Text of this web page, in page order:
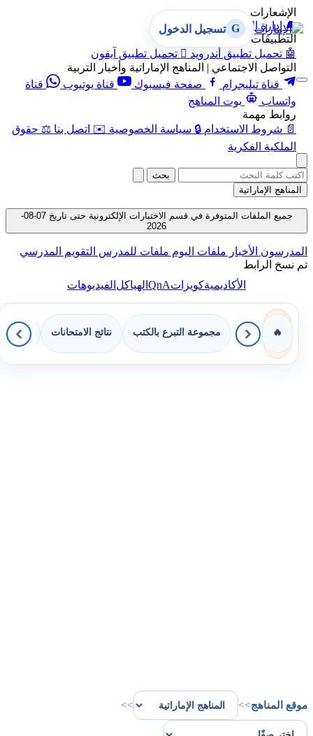
الإشعارات
🔔 إدارة الإشعارات
التطبيقات
🤖 تحميل تطبيق أندرويد  تحميل تطبيق آيفون
التواصل الاجتماعي | المناهج الإماراتية وأخبار التربية
قناة تيليجرام
صفحة فيسبوك قناة يوتيوب
قناة
واتساب
بوت المناهج
روابط مهمة
📄 شروط الاستخدام 🔒 سياسة الخصوصية ✉️ اتصل بنا ⚖️ حقوق
الملكية الفكرية
G تسجيل الدخول
بحث
المناهج الإماراتية
جميع الملفات المتوفرة في قسم الاختبارات الإلكترونية حتى تاريخ 07-08-
2026
المدرسون الأخبار ملفات اليوم ملفات للمدرس التقويم المدرسي
تم نسخ الرابط
الأكاديميةكويزاتQnAالهياكل الفيديوهات
🔥 مجموعة التبرع بالكتب نتائج الامتحانات
موقع المناهج>>
>>